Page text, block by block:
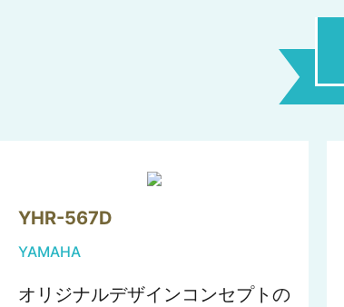
YHR-567D
YAMAHA
オリジナルデザインコンセプトの